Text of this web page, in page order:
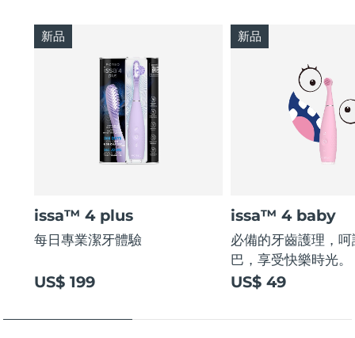
issa™ 4 plus
每日專業潔牙體驗
US$ 199
新品
issa™ 4 baby
必備的牙齒護理，
巴，享受快樂時光。
US$ 49
新品